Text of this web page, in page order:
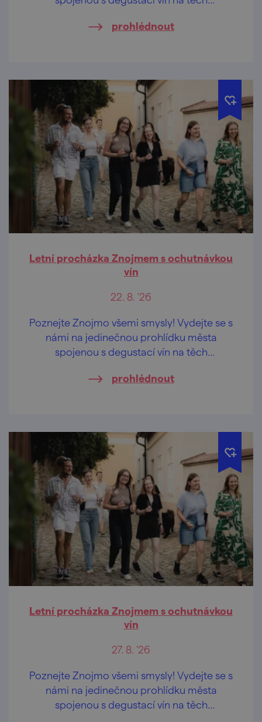
prohlédnout
Letní procházka Znojmem s ochutnávkou
vín
22. 8. '26
Poznejte Znojmo všemi smysly! Vydejte se s
námi na jedinečnou prohlídku města
spojenou s degustací vín na těch
prohlédnout
Letní procházka Znojmem s ochutnávkou
vín
27. 8. '26
Poznejte Znojmo všemi smysly! Vydejte se s
námi na jedinečnou prohlídku města
spojenou s degustací vín na těch